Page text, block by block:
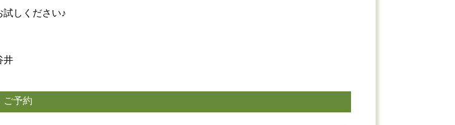
試しください♪
井
ご予約